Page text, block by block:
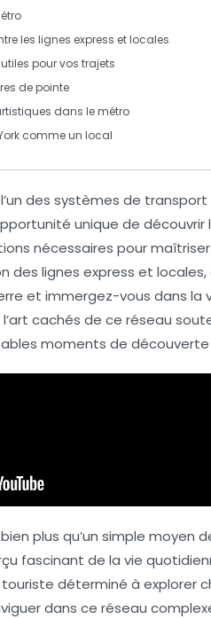
les lignes express etlocales
pour vos trajets
de pointe
dans le métro
comme un local
des systèmes de
unique de
nécessaires pour
des lignes express et
et immergez-vous dans la
cachés de ce réseau
moments de découverte
plus qu’un simple moyen
fascinant de la vie
déterminé à
dans ce réseau